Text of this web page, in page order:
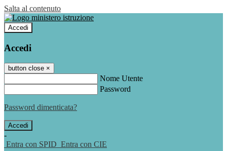
Salta al contenuto
Accedi
Accedi
button close ×
Nome Utente
Password
Password dimenticata?
-
Entra con SPID Entra con CIE